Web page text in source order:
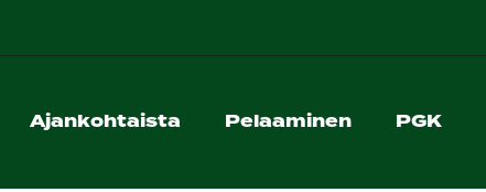
Ajankohtaista Pelaaminen PGK